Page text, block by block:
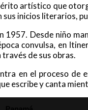
artístico que
sus inicios literarios,
1957. Desde niño
convulsa, en
través de sus obras.
en el proceso de
escribe y canta